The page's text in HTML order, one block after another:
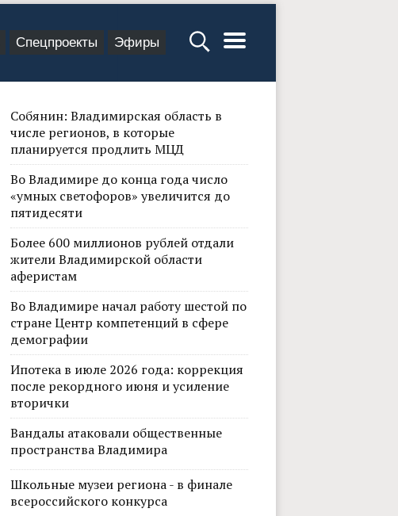
Спецпроекты Эфиры
Собянин: Владимирская область в
числе регионов, в которые
планируется продлить МЦД
Во Владимире до конца года число
«умных светофоров» увеличится до
пятидесяти
Более 600 миллионов рублей отдали
жители Владимирской области
аферистам
Во Владимире начал работу шестой по
стране Центр компетенций в сфере
демографии
Ипотека в июле 2026 года: коррекция
после рекордного июня и усиление
вторички
Вандалы атаковали общественные
пространства Владимира
Школьные музеи региона - в финале
всероссийского конкурса